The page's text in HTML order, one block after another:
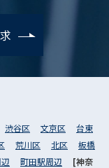
渋谷区 文京区
台東
荒川区 北区
板橋
町田駅周辺
[神奈